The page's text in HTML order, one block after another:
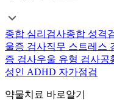
종합 심리검사종합 성격
울증 검사직무 스트레스
증 검사우울 유형 검사공
성인 ADHD 자가점검
약물치료 바로알기